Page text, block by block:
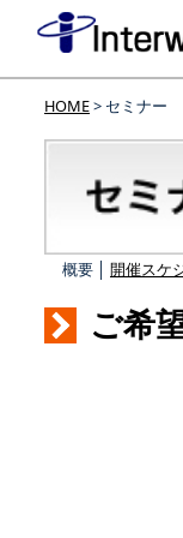
HOME> セミナー
概要 │ 開催スケ
ご希